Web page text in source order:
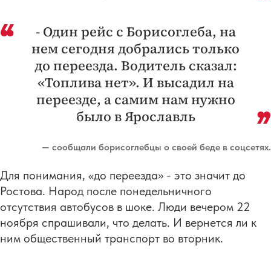
- Один рейс с Борисоглеба, на
нем сегодня добрались только
до переезда. Водитель сказал:
«Топлива нет». И высадил на
переезде, а самим нам нужно
было в Ярославль
— сообщали борисоглебцы о своей беде в соцсетях.
Для понимания, «до переезда» - это значит до
Ростова. Народ после понедельничного
отсутствия автобусов в шоке. Люди вечером 22
ноября спрашивали, что делать. И вернется ли к
ним общественный транспорт во вторник.